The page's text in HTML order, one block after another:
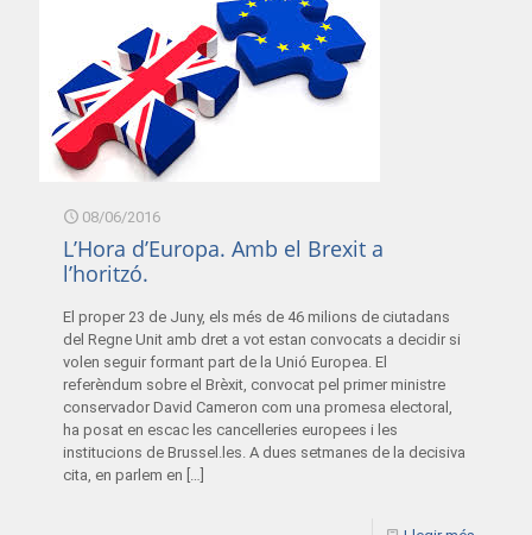
08/06/2016
L’Hora d’Europa. Amb el Brexit a
l’horitzó.
El proper 23 de Juny, els més de 46 milions de ciutadans
del Regne Unit amb dret a vot estan convocats a decidir si
volen seguir formant part de la Unió Europea. El
referèndum sobre el Brèxit, convocat pel primer ministre
conservador David Cameron com una promesa electoral,
ha posat en escac les cancelleries europees i les
institucions de Brussel.les. A dues setmanes de la decisiva
cita, en parlem en